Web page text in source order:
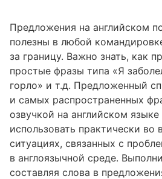
Предложения на английском
полезны в любой
за границу. Важно знать, как
простые фразы типа «Я
горло» и т.д. Предложенный
и самых распространенных
озвучкой на английском
использовать практически во
ситуациях, связанных с
в англоязычной среде.
составляя слова в